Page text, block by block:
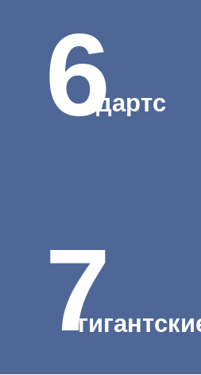
6дартс
7